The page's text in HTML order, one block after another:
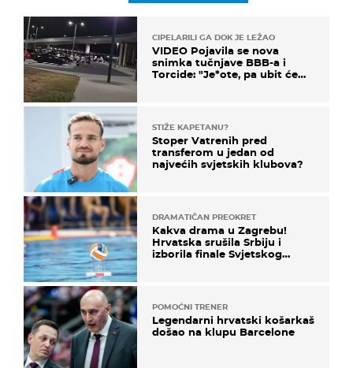
CIPELARILI GA DOK JE LEŽAO
VIDEO Pojavila se nova
snimka tučnjave BBB-a i
Torcide: "Je*ote, pa ubit će
STIŽE KAPETANU?
Stoper Vatrenih pred
transferom u jedan od
najvećih svjetskih klubova?
DRAMATIČAN PREOKRET
Kakva drama u Zagrebu!
Hrvatska srušila Srbiju i
izborila finale Svjetskog
POMOĆNI TRENER
Legendarni hrvatski košarkaš
došao na klupu Barcelone